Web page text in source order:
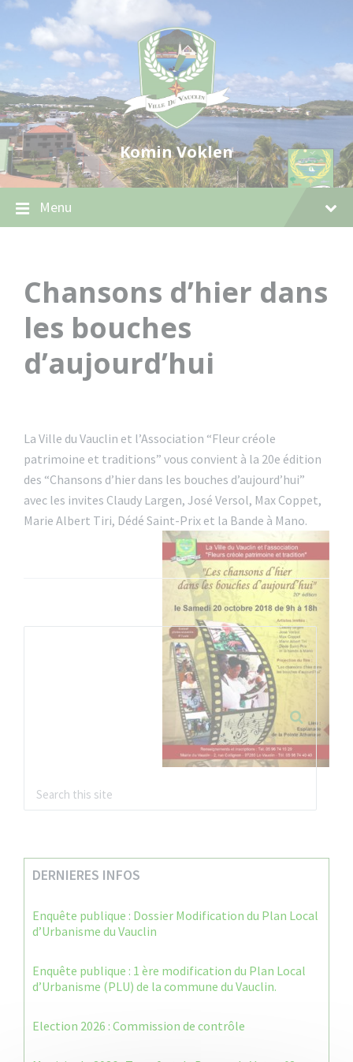
Skip
content
Skip
navigation
Skip
footer
Komin Voklen
Menu
Chansons d’hier dans
les bouches
d’aujourd’hui
La Ville du Vauclin et l’Association “Fleur créole
patrimoine et traditions” vous convient à la 20e édition
des “Chansons d’hier dans les bouches d’aujourd’hui”
avec les invites Claudy Largen, José Versol, Max Coppet,
Marie Albert Tiri, Dédé Saint-Prix et la Bande à Mano.
DERNIERES INFOS
Enquête publique : Dossier Modification du Plan Local
d’Urbanisme du Vauclin
Enquête publique : 1 ère modification du Plan Local
d’Urbanisme (PLU) de la commune du Vauclin.
Election 2026 : Commission de contrôle